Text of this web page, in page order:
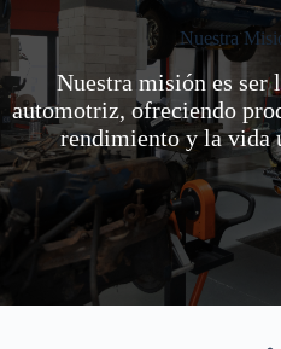
Nuestra
Nuestra misión es ser
automotriz, ofreciendo
rendimiento y la vida